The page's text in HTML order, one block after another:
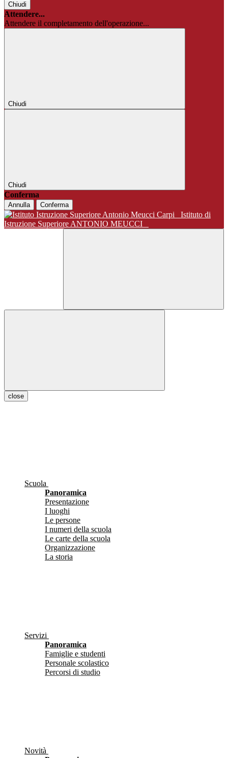
Chiudi
Attendere...
Attendere il completamento dell'operazione...
Chiudi
Chiudi
Conferma
Annulla Conferma
Istituto di
Istruzione Superiore ANTONIO MEUCCI
close
Scuola
Panoramica
Presentazione
I luoghi
Le persone
I numeri della scuola
Le carte della scuola
Organizzazione
La storia
Servizi
Panoramica
Famiglie e studenti
Personale scolastico
Percorsi di studio
Novità